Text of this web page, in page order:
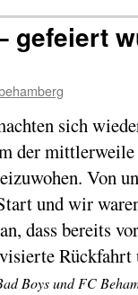
gefeiert
sich
der
Von
und wir
dass bereits
Boys und FC